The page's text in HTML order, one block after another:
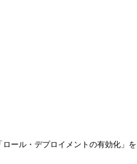
ロール・デプロイメントの有効化」を